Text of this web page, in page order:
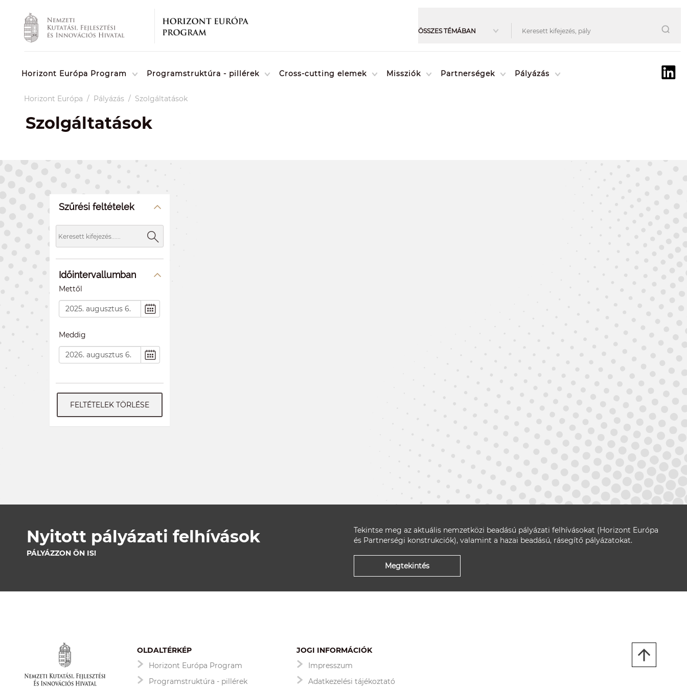
Horizont Európa Program Programstruktúra - pillérek Cross-cutting elemek Missziók Partnerségek Pályázás
Horizont Európa / Pályázás / Szolgáltatások
Szolgáltatások
Szűrési feltételek
Időintervallumban
Mettől
Meddig
FELTÉTELEK TÖRLÉSE
Nyitott pályázati felhívások
PÁLYÁZZON ÖN IS!
Tekintse meg az aktuális nemzetközi beadású pályázati felhívásokat (Horizont Európa
és Partnerségi konstrukciók), valamint a hazai beadású, rásegítő pályázatokat.
Megtekintés
OLDALTÉRKÉP
Horizont Európa Program
Programstruktúra - pillérek
JOGI INFORMÁCIÓK
Impresszum
Adatkezelési tájékoztató